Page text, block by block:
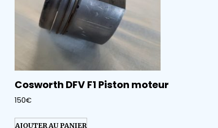
Cosworth DFV F1 Piston moteur
150€
AJOUTER AU PANIER